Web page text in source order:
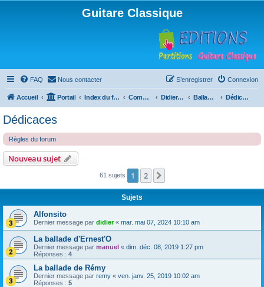
Guitare Classique
FAQ Nous contacter Connexion
S’enregistrer
Accueil Portail Index du forum Compositions Didierland Ballades et autres réveries Dédicaces
Dédicaces
Règles du forum
Nouveau sujet
61 sujets 1 2
Sujets
Alfonsito
Dernier message par didier« mar. mai 07, 2024 10:10 am
La ballade d'Ernest'O
Dernier message par manuel « dim. déc. 08, 2019 1:27 pm
Réponses : 4
La ballade de Rémy
Dernier message par remy « ven. janv. 25, 2019 10:02 am
Réponses : 5